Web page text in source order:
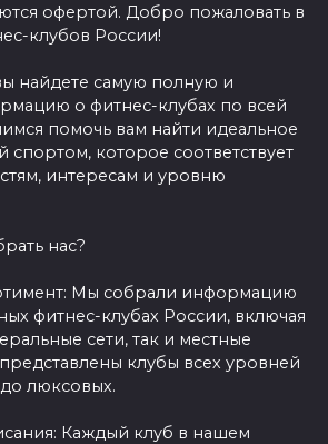
офертой. Добро пожаловать в
клубов России!
найдете самую полную и
о фитнес-клубах по всей
помочь вам найти идеальное
спортом, которое соответствует
интересам и уровню
нас?
Мы собрали информацию
фитнес-клубах России, включая
сети, так и местные
клубы всех уровней
люксовых.
Каждый клуб в нашем